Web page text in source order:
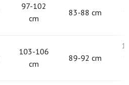
97-102
cm
83-88 cm
103-106
cm
89-92 cm